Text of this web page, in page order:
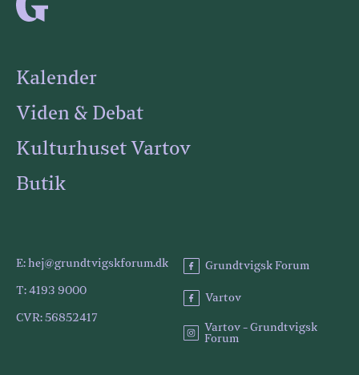
Kalender
Viden & Debat
Kulturhuset Vartov
Butik
E: hej@grundtvigskforum.dk
T: 4193 9000
CVR: 56852417
Grundtvigsk Forum
Vartov
Vartov - Grundtvigsk
Forum